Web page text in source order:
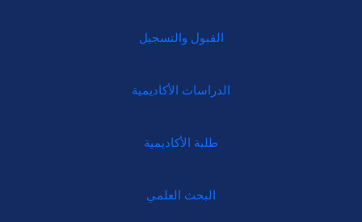
القبول والتسجيل
الدراسات الأكاديمية
طلبة الأكاديمية
البحث العلمي